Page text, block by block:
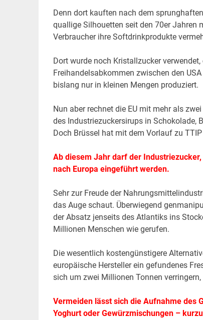
Denn dort kauften nach dem
quallige Silhouetten seit den 70er
Verbraucher ihre Softdrinkprodukte
Dort wurde noch Kristallzucker
Freihandelsabkommen zwischen den
bislang nur in kleinen Mengen produziert.
Nun aber rechnet die EU mit mehr als
des Industriezuckersirups in Schokolade,
Doch Brüssel hat mit dem Vorlauf zu
Ab diesem Jahr darf der
nach Europa eingeführt werden.
Sehr zur Freude der
das Auge schaut. Überwiegend
der Absatz jenseits des Atlantiks ins
Millionen Menschen wie gerufen.
Die wesentlich kostengünstigere
europäische Hersteller ein gefundenes
sich um zwei Millionen Tonnen
Vermeiden lässt sich die Aufnahme des
Yoghurt oder Gewürzmischungen –